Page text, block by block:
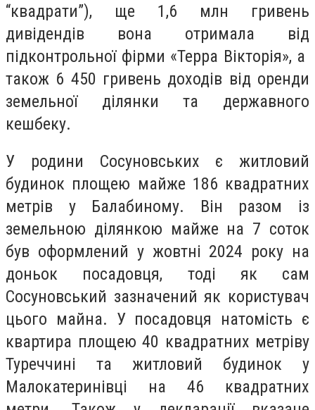
“квадрати”), ще 1,6 млн гривень
дивідендів вона отримала від
підконтрольної фірми «Терра Вікторія», а
також 6 450 гривень доходів від оренди
земельної ділянки та державного
кешбеку.
У родини Сосуновських є житловий
будинок площею майже 186 квадратних
метрів у Балабиному. Він разом із
земельною ділянкою майже на 7 соток
був оформлений у жовтні 2024 року на
доньок посадовця, тоді як сам
Сосуновський зазначений як користувач
цього майна. У посадовця натомість є
квартира площею 40 квадратних метріву
Туреччині та житловий будинок у
Малокатеринівці на 46 квадратних